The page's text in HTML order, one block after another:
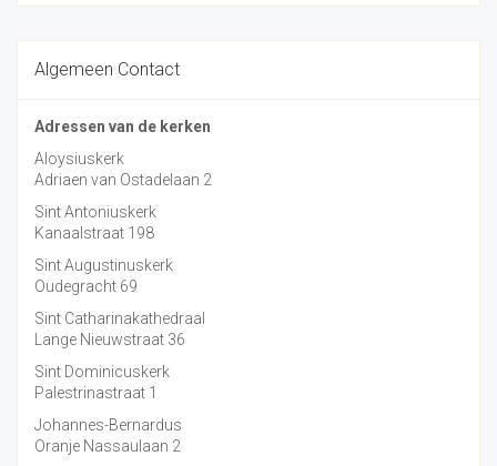
Algemeen Contact
Adressen van de kerken
Aloysiuskerk
Adriaen van Ostadelaan 2
Sint Antoniuskerk
Kanaalstraat 198
Sint Augustinuskerk
Oudegracht 69
Sint Catharinakathedraal
Lange Nieuwstraat 36
Sint Dominicuskerk
Palestrinastraat 1
Johannes-Bernardus
Oranje Nassaulaan 2